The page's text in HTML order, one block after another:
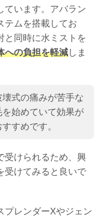
ています。アバラン
テムを搭載してお
と同時に水ミストを
への負担を軽減しま
式の痛みが苦手な
始めていて効果が
すめです。
受けられるため、興
受けてみると良いで
プレンダーXやジェン